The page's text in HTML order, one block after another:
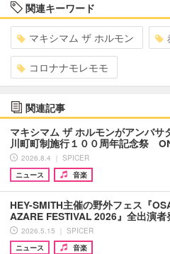
関連キーワード
マキシマム ザ ホルモン
コロナナモレモモ
関連記事
マキシマム ザ ホルモンがアンバサ
川町町制施行１００周年記念祭
2026.8.4 ｜ SPICER
ニュース
音楽
HEY-SMITH主催の野外フェス『
AZARE FESTIVAL 2026』全出演者
2026.5.15 ｜ SPICER
ニュース
音楽